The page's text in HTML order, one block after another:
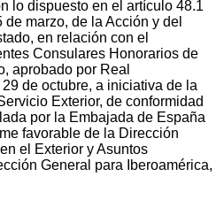
lo dispuesto en el artículo 48.1
marzo, de la Acción y del
en relación con el
Consulares Honorarios de
aprobado por Real
de octubre, a iniciativa de la
Exterior, de conformidad
por la Embajada de España
favorable de la Dirección
el Exterior y Asuntos
General para Iberoamérica,